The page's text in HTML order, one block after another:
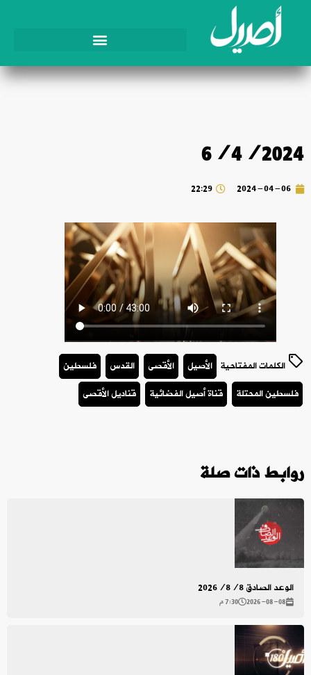
6/4/2024
2024-04-06
22:29
الكلمات المفتاحية الأصيل الأقصى القدس
فلسطين
فلسطين المحتلة
قناة أصيل الفضائية قناديل الأقصى
روابط ذات صلة
الوعد الصادق 2026/8/8
2026-08-08 7:30 م